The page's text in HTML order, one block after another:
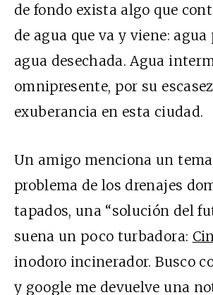
de fondo exista algo que
de agua que va y viene: agua
agua desechada. Agua
omnipresente, por su
exuberancia en esta ciudad.
Un amigo menciona un
problema de los drenajes
tapados, una “solución del
suena un poco turbadora:
inodoro incinerador. Busco
y google me devuelve una